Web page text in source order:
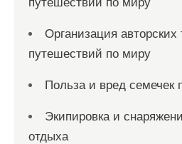
Организация авторских
путешествий по миру
Польза и вред семечек
Экипировка и
отдыха